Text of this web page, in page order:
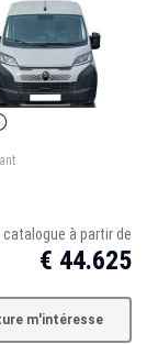
catalogue à partir de
€ 44.625
m'intéresse